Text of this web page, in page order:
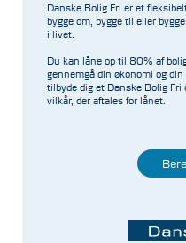
Danske Bolig Fri er et
bygge om, bygge til eller
i livet.
Du kan låne op til 80% af
gennemgå din økonomi og
tilbyde dig et Danske Bolig
vilkår, der aftales for lånet.